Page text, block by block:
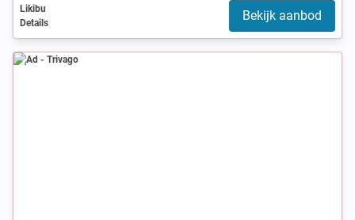
Likibu
Details
Bekijk aanbod
Ad